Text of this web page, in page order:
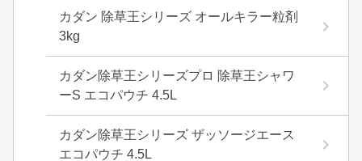
カダン 除草王シリーズ オールキラー粒剤
3kg
カダン除草王シリーズプロ 除草王シャワ
ーS エコパウチ 4.5L
カダン除草王シリーズ ザッソージエース
エコパウチ 4.5L